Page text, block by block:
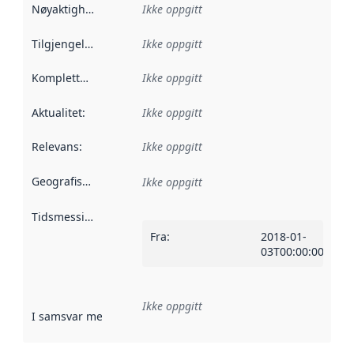
Nøyaktighet Ikke oppgitt
Tilgjengelighet Ikke oppgitt
Kompletthet Ikke oppgitt
Aktualitet: Ikke oppgitt
Relevans: Ikke oppgitt
Geografisk avgrensning :
Ikke oppgitt
Tidsmessig avgrensning
Fra:
2018-01-
03T00:00:00Z
I samsvar med Referanse til en implementasjonsregel
Ikke oppgitt